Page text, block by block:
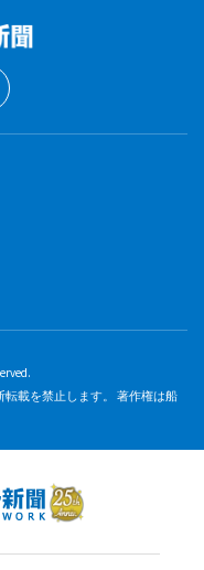
載を禁止します。 著作権は船